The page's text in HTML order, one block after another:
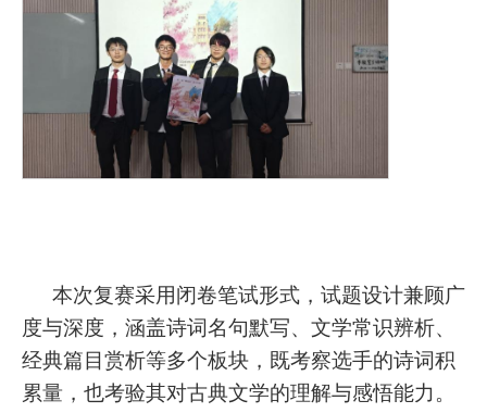
本次复赛采用闭卷笔试形式，试题设计兼顾广
度与深度，涵盖诗词名句默写、文学常识辨析、
经典篇目赏析等多个板块，既考察选手的诗词积
累量，也考验其对古典文学的理解与感悟能力。